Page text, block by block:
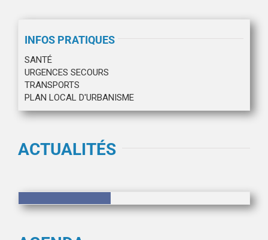
INFOS PRATIQUES
SANTÉ
URGENCES SECOURS
TRANSPORTS
PLAN LOCAL D'URBANISME
ACTUALITÉS